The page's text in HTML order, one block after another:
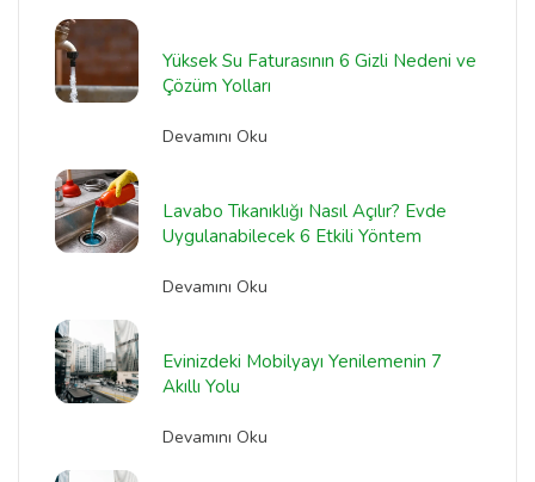
Yüksek Su Faturasının 6 Gizli Nedeni ve
Çözüm Yolları
Devamını Oku
Lavabo Tıkanıklığı Nasıl Açılır? Evde
Uygulanabilecek 6 Etkili Yöntem
Devamını Oku
Evinizdeki Mobilyayı Yenilemenin 7
Akıllı Yolu
Devamını Oku